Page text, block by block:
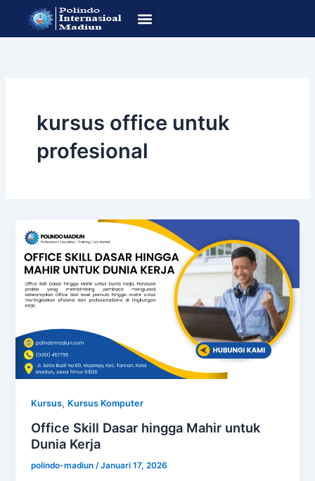
konten
kursus office untuk
profesional
Kursus, Kursus Komputer
Office Skill Dasar hingga Mahir untuk
Dunia Kerja
polindo-madiun /Januari 17, 2026